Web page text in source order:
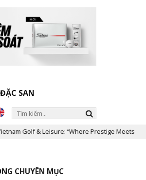
ĐẶC SAN
“Where Prestige Meets Legacy”
CHUYÊN MỤC